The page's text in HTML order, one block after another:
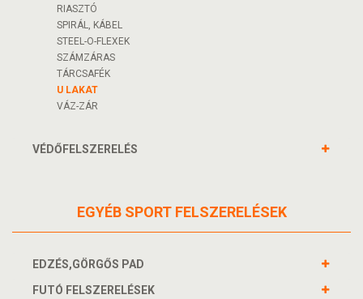
RIASZTÓ
SPIRÁL, KÁBEL
STEEL-O-FLEXEK
SZÁMZÁRAS
TÁRCSAFÉK
U LAKAT
VÁZ-ZÁR
VÉDŐFELSZERELÉS
EGYÉB SPORT FELSZERELÉSEK
EDZÉS,GÖRGŐS PAD
FUTÓ FELSZERELÉSEK